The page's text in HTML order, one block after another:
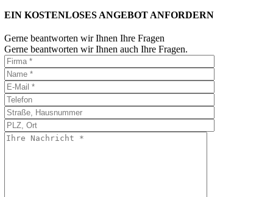
EIN KOSTENLOSES ANGEBOT ANFORDERN
Gerne beantworten wir Ihnen Ihre Fragen
Gerne beantworten wir Ihnen auch Ihre Fragen.